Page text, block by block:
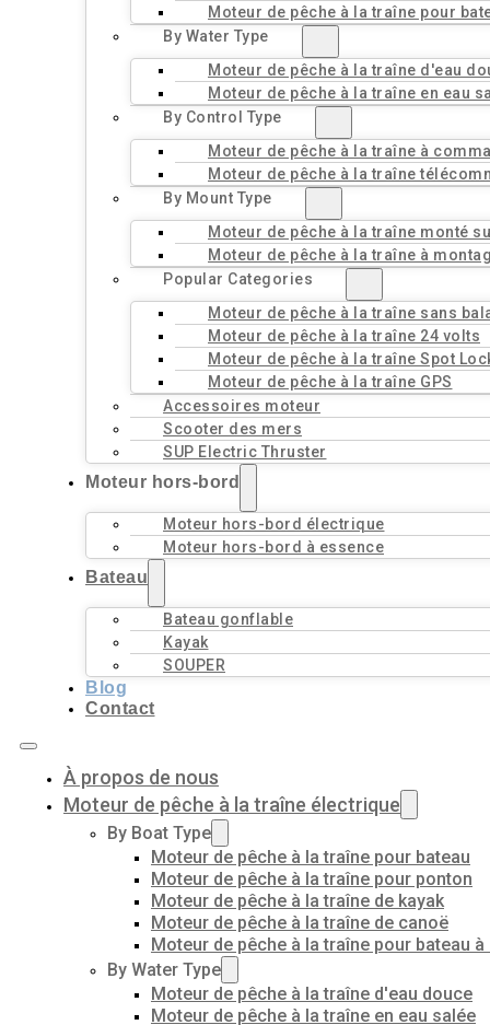
Moteur de pêche à la traîne pour
By Water Type
Moteur de pêche à la traîne d'eau
Moteur de pêche à la traîne en eau
By Control Type
Moteur de pêche à la traîne à
Moteur de pêche à la traîne
By Mount Type
Moteur de pêche à la traîne monté
Moteur de pêche à la traîne à
Popular Categories
Moteur de pêche à la traîne sans
Moteur de pêche à la traîne 24 volts
Moteur de pêche à la traîne Spot
Moteur de pêche à la traîne GPS
Accessoires moteur
Scooter des mers
SUP Electric Thruster
Moteur hors-bord
Moteur hors-bord électrique
Moteur hors-bord à essence
Bateau
Bateau gonflable
Kayak
SOUPER
Blog
Contact
À propos de nous
Moteur de pêche à la traîne électrique
By Boat Type
Moteur de pêche à la traîne pour bateau
Moteur de pêche à la traîne pour ponton
Moteur de pêche à la traîne de kayak
Moteur de pêche à la traîne de canoë
Moteur de pêche à la traîne pour bateau à
By Water Type
Moteur de pêche à la traîne d'eau douce
Moteur de pêche à la traîne en eau salée